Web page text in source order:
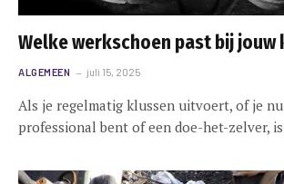
Welke werkschoen past bij jouw
ALGEMEEN juli 15, 2025
Als je regelmatig klussen uitvoert, of je
professional bent of een doe-het-zelver,